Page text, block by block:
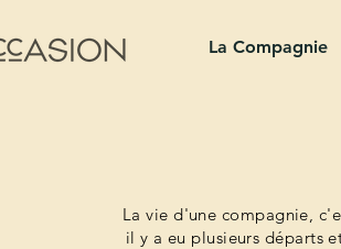
La Compagnie
La vie d'une compagnie,
il y a eu plusieurs départs